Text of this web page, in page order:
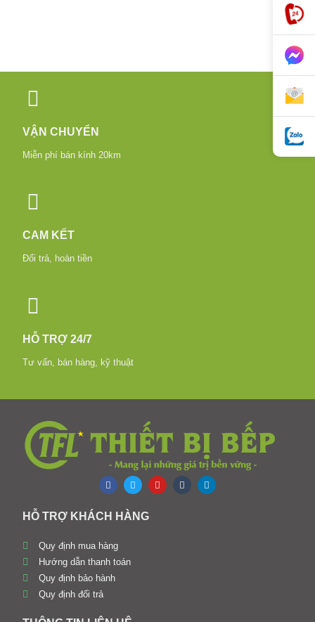
VẬN CHUYỂN
Miễn phí bán kính 20km
CAM KẾT
Đổi trả, hoàn tiền
HỖ TRỢ 24/7
Tư vấn, bán hàng, kỹ thuật
HỖ TRỢ KHÁCH HÀNG
Quy định mua hàng
Hướng dẫn thanh toán
Quy định bảo hành
Quy định đổi trả